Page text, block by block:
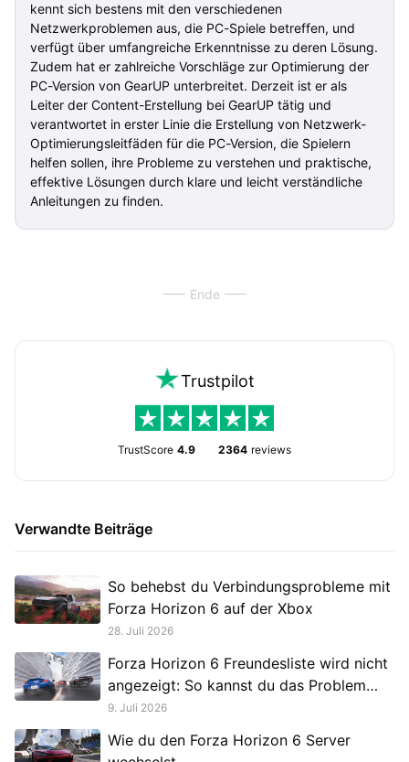
kennt sich bestens mit den verschiedenen
Netzwerkproblemen aus, die PC-Spiele betreffen, und
verfügt über umfangreiche Erkenntnisse zu deren Lösung.
Zudem hat er zahlreiche Vorschläge zur Optimierung der
PC-Version von GearUP unterbreitet. Derzeit ist er als
Leiter der Content-Erstellung bei GearUP tätig und
verantwortet in erster Linie die Erstellung von Netzwerk-
Optimierungsleitfäden für die PC-Version, die Spielern
helfen sollen, ihre Probleme zu verstehen und praktische,
effektive Lösungen durch klare und leicht verständliche
Anleitungen zu finden.
Ende
Trustpilot
TrustScore 4.9 2364 reviews
Verwandte Beiträge
So behebst du Verbindungsprobleme mit
Forza Horizon 6 auf der Xbox
28. Juli 2026
Forza Horizon 6 Freundesliste wird nicht
angezeigt: So kannst du das Problem
beheben
9. Juli 2026
Wie du den Forza Horizon 6 Server